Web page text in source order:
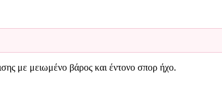
με μειωμένο βάρος και έντονο σπορ ήχο.